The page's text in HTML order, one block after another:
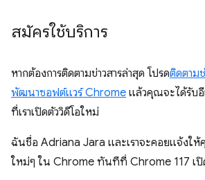
สมัครใช้บริการ
หากต้องการติดตามข่าวสารล่าสุด โปรดติดตาม
พัฒนาซอฟต์แวร์ Chrome แล้วคุณจะได้รับ
ที่เราเปิดตัววิดีโอใหม่
ฉันชื่อ Adriana Jara และเราจะคอยแจ้งให้
ใหม่ๆ ใน Chrome ทันทีที่ Chrome 117 เปิ